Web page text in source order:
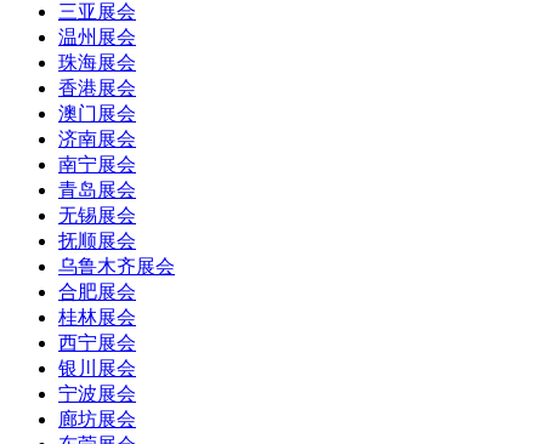
三亚展会
温州展会
珠海展会
香港展会
澳门展会
济南展会
南宁展会
青岛展会
无锡展会
抚顺展会
乌鲁木齐展会
合肥展会
桂林展会
西宁展会
银川展会
宁波展会
廊坊展会